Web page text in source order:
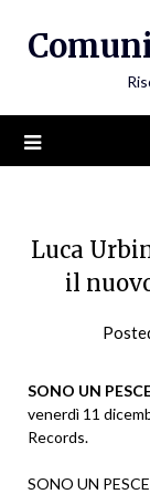
Luca
il
SONO UN
venerdì 11
Records.
SONO UN